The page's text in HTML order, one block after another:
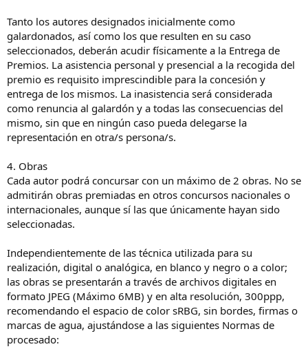
Tanto los autores designados inicialmente como
galardonados, así como los que resulten en su caso
seleccionados, deberán acudir físicamente a la Entrega de
Premios. La asistencia personal y presencial a la recogida del
premio es requisito imprescindible para la concesión y
entrega de los mismos. La inasistencia será considerada
como renuncia al galardón y a todas las consecuencias del
mismo, sin que en ningún caso pueda delegarse la
representación en otra/s persona/s.
4. Obras
Cada autor podrá concursar con un máximo de 2 obras. No se
admitirán obras premiadas en otros concursos nacionales o
internacionales, aunque sí las que únicamente hayan sido
seleccionadas.
Independientemente de las técnica utilizada para su
realización, digital o analógica, en blanco y negro o a color;
las obras se presentarán a través de archivos digitales en
formato JPEG (Máximo 6MB) y en alta resolución, 300ppp,
recomendando el espacio de color sRBG, sin bordes, firmas o
marcas de agua, ajustándose a las siguientes Normas de
procesado: